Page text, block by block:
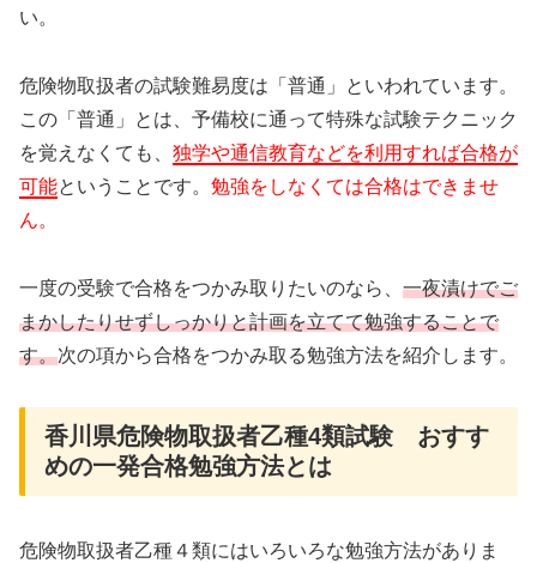
い。
危険物取扱者の試験難易度は「普通」といわれています。
この「普通」とは、予備校に通って特殊な試験テクニック
を覚えなくても、 独学や通信教育などを利用すれば合格が
可能ということです。 勉強をしなくては合格はできませ
ん。
一度の受験で合格をつかみ取りたいのなら、 一夜漬けでご
まかしたりせずしっかりと計画を立てて勉強することで
す。次の項から合格をつかみ取る勉強方法を紹介します。
香川県危険物取扱者乙種4類試験 おすす
めの一発合格勉強方法とは
危険物取扱者乙種４類にはいろいろな勉強方法がありま